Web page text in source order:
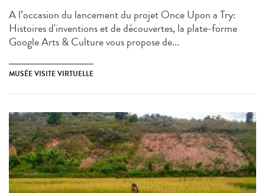
A l’occasion du lancement du projet Once Upon a Try:
Histoires d'inventions et de découvertes, la plate-forme
Google Arts & Culture vous propose de...
MUSÉE VISITE VIRTUELLE